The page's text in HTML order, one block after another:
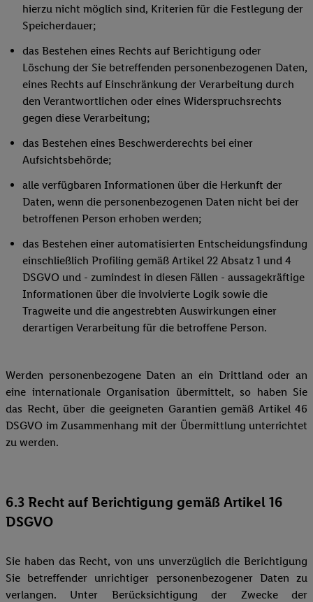
hierzu nicht möglich sind, Kriterien für die Festlegung der
Speicherdauer;
das Bestehen eines Rechts auf Berichtigung oder
Löschung der Sie betreffenden personenbezogenen Daten,
eines Rechts auf Einschränkung der Verarbeitung durch
den Verantwortlichen oder eines Widerspruchsrechts
gegen diese Verarbeitung;
das Bestehen eines Beschwerderechts bei einer
Aufsichtsbehörde;
alle verfügbaren Informationen über die Herkunft der
Daten, wenn die personenbezogenen Daten nicht bei der
betroffenen Person erhoben werden;
das Bestehen einer automatisierten Entscheidungsfindung
einschließlich Profiling gemäß Artikel 22 Absatz 1 und 4
DSGVO und - zumindest in diesen Fällen - aussagekräftige
Informationen über die involvierte Logik sowie die
Tragweite und die angestrebten Auswirkungen einer
derartigen Verarbeitung für die betroffene Person.
Werden personenbezogene Daten an ein Drittland oder an
eine internationale Organisation übermittelt, so haben Sie
das Recht, über die geeigneten Garantien gemäß Artikel 46
DSGVO im Zusammenhang mit der Übermittlung unterrichtet
zu werden.
6.3 Recht auf Berichtigung gemäß Artikel 16
DSGVO
Sie haben das Recht, von uns unverzüglich die Berichtigung
Sie betreffender unrichtiger personenbezogener Daten zu
verlangen. Unter Berücksichtigung der Zwecke der